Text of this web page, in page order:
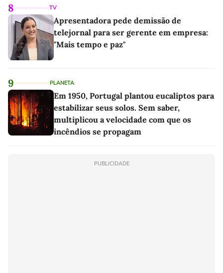
8 TV
Apresentadora pede demissão de
telejornal para ser gerente em empresa:
"Mais tempo e paz"
9 PLANETA
Em 1950, Portugal plantou eucaliptos para
estabilizar seus solos. Sem saber,
multiplicou a velocidade com que os
incêndios se propagam
PUBLICIDADE